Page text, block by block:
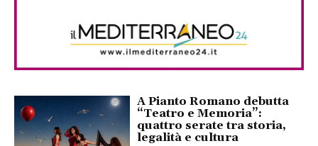
A Pianto Romano debutta
“Teatro e Memoria”:
quattro serate tra storia,
legalità e cultura